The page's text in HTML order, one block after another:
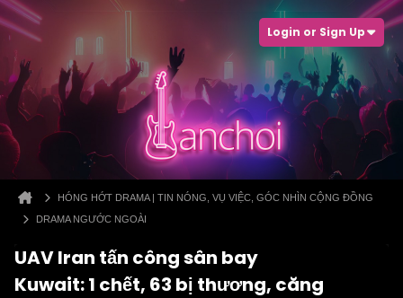
Login or Sign Up
HÓNG HỚT DRAMA | TIN NÓNG, VỤ VIỆC, GÓC NHÌN CỘNG ĐỒNG
DRAMA NGƯỚC NGOÀI
UAV Iran tấn công sân bay
Kuwait: 1 chết, 63 bị thương, căng